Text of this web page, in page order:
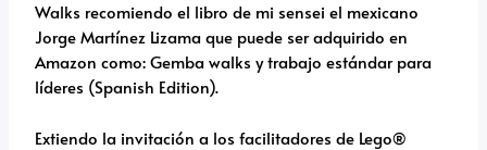
Walks recomiendo el libro de mi sensei el mexicano
Jorge Martínez Lizama que puede ser adquirido en
Amazon como: Gemba walks y trabajo estándar para
líderes (Spanish Edition).
Extiendo la invitación a los facilitadores de Lego®